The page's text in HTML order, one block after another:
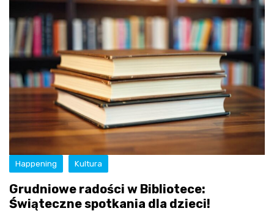
Happening Kultura
Grudniowe radości w Bibliotece:
Świąteczne spotkania dla dzieci!